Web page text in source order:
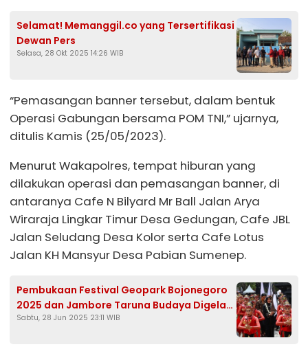
Selamat! Memanggil.co yang Tersertifikasi
Dewan Pers
Selasa, 28 Okt 2025 14:26 WIB
“Pemasangan banner tersebut, dalam bentuk
Operasi Gabungan bersama POM TNI,” ujarnya,
ditulis Kamis (25/05/2023).
Menurut Wakapolres, tempat hiburan yang
dilakukan operasi dan pemasangan banner, di
antaranya Cafe N Bilyard Mr Ball Jalan Arya
Wiraraja Lingkar Timur Desa Gedungan, Cafe JBL
Jalan Seludang Desa Kolor serta Cafe Lotus
Jalan KH Mansyur Desa Pabian Sumenep.
Pembukaan Festival Geopark Bojonegoro
2025 dan Jambore Taruna Budaya Digelar
di Kayangan Api
Sabtu, 28 Jun 2025 23:11 WIB